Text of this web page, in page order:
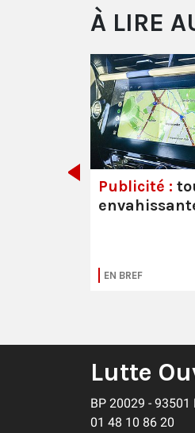
À LIRE
Publicité :
EN BREF
Lutte
BP 20029 - 93501
01 48 10 86 20